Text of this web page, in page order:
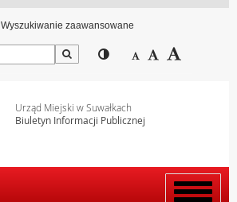
Wyszukiwanie zaawansowane
Szukaj Przełącz pomiędzy
Zmniejsz
Domyślny
Urząd Miejski w Suwałkach
Biuletyn Informacji Publicznej
Włącz